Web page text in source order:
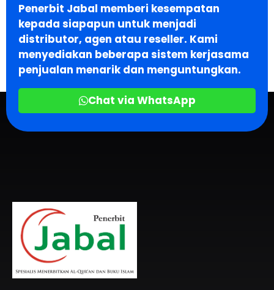
Penerbit Jabal memberi kesempatan
kepada siapapun untuk menjadi
distributor, agen atau reseller. Kami
menyediakan beberapa sistem kerjasama
penjualan menarik dan menguntungkan.
Chat via WhatsApp
Penerbit Al Quran Jabal
Penerbit Al Quran & Buku Islam Berpengalaman Sejak 2004